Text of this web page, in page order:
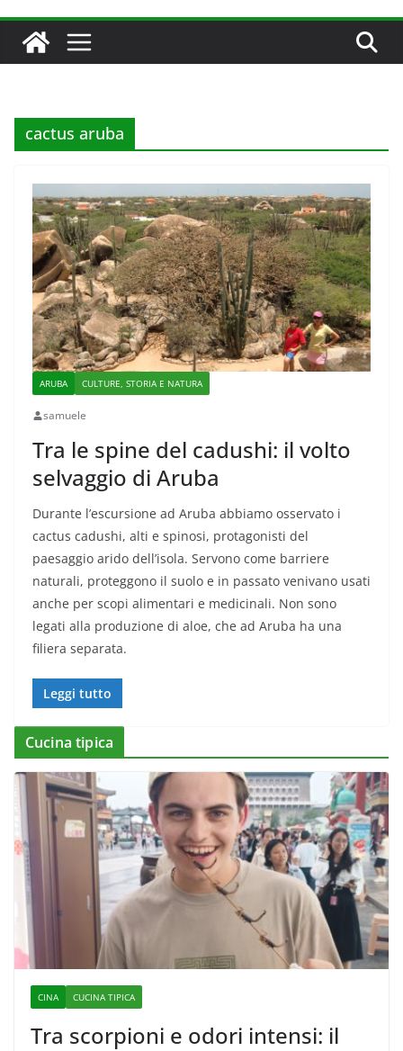
cactus aruba
ARUBA CULTURE, STORIA E NATURA
samuele
Tra le spine del cadushi: il volto
selvaggio di Aruba
Durante l’escursione ad Aruba abbiamo osservato i
cactus cadushi, alti e spinosi, protagonisti del
paesaggio arido dell’isola. Servono come barriere
naturali, proteggono il suolo e in passato venivano usati
anche per scopi alimentari e medicinali. Non sono
legati alla produzione di aloe, che ad Aruba ha una
filiera separata.
Leggi tutto
Cucina tipica
CINA CUCINA TIPICA
Tra scorpioni e odori intensi: il